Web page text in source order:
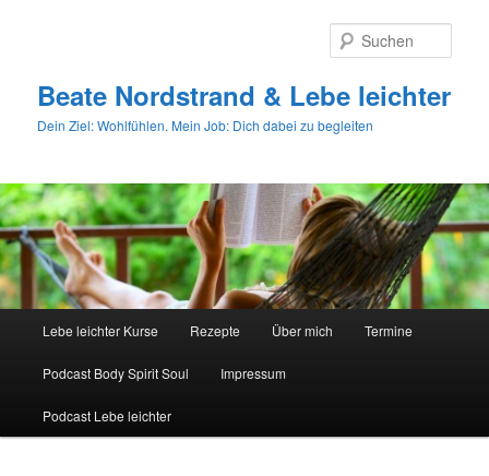
Beate Nordstrand & Lebe leichter
Dein Ziel: Wohlfühlen. Mein Job: Dich dabei zu begleiten
Lebe leichter Kurse Rezepte Über mich Termine
Podcast Body Spirit Soul Impressum
Podcast Lebe leichter